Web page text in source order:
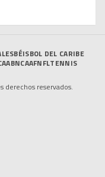
BÉISBOL DEL CARIBE
NCAAFNFLTENNIS
derechos reservados.